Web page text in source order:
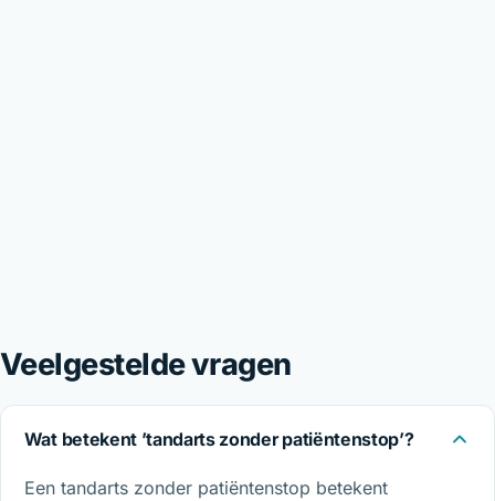
Veelgestelde vragen
Wat betekent ’tandarts zonder patiëntenstop’?
Een tandarts zonder patiëntenstop betekent